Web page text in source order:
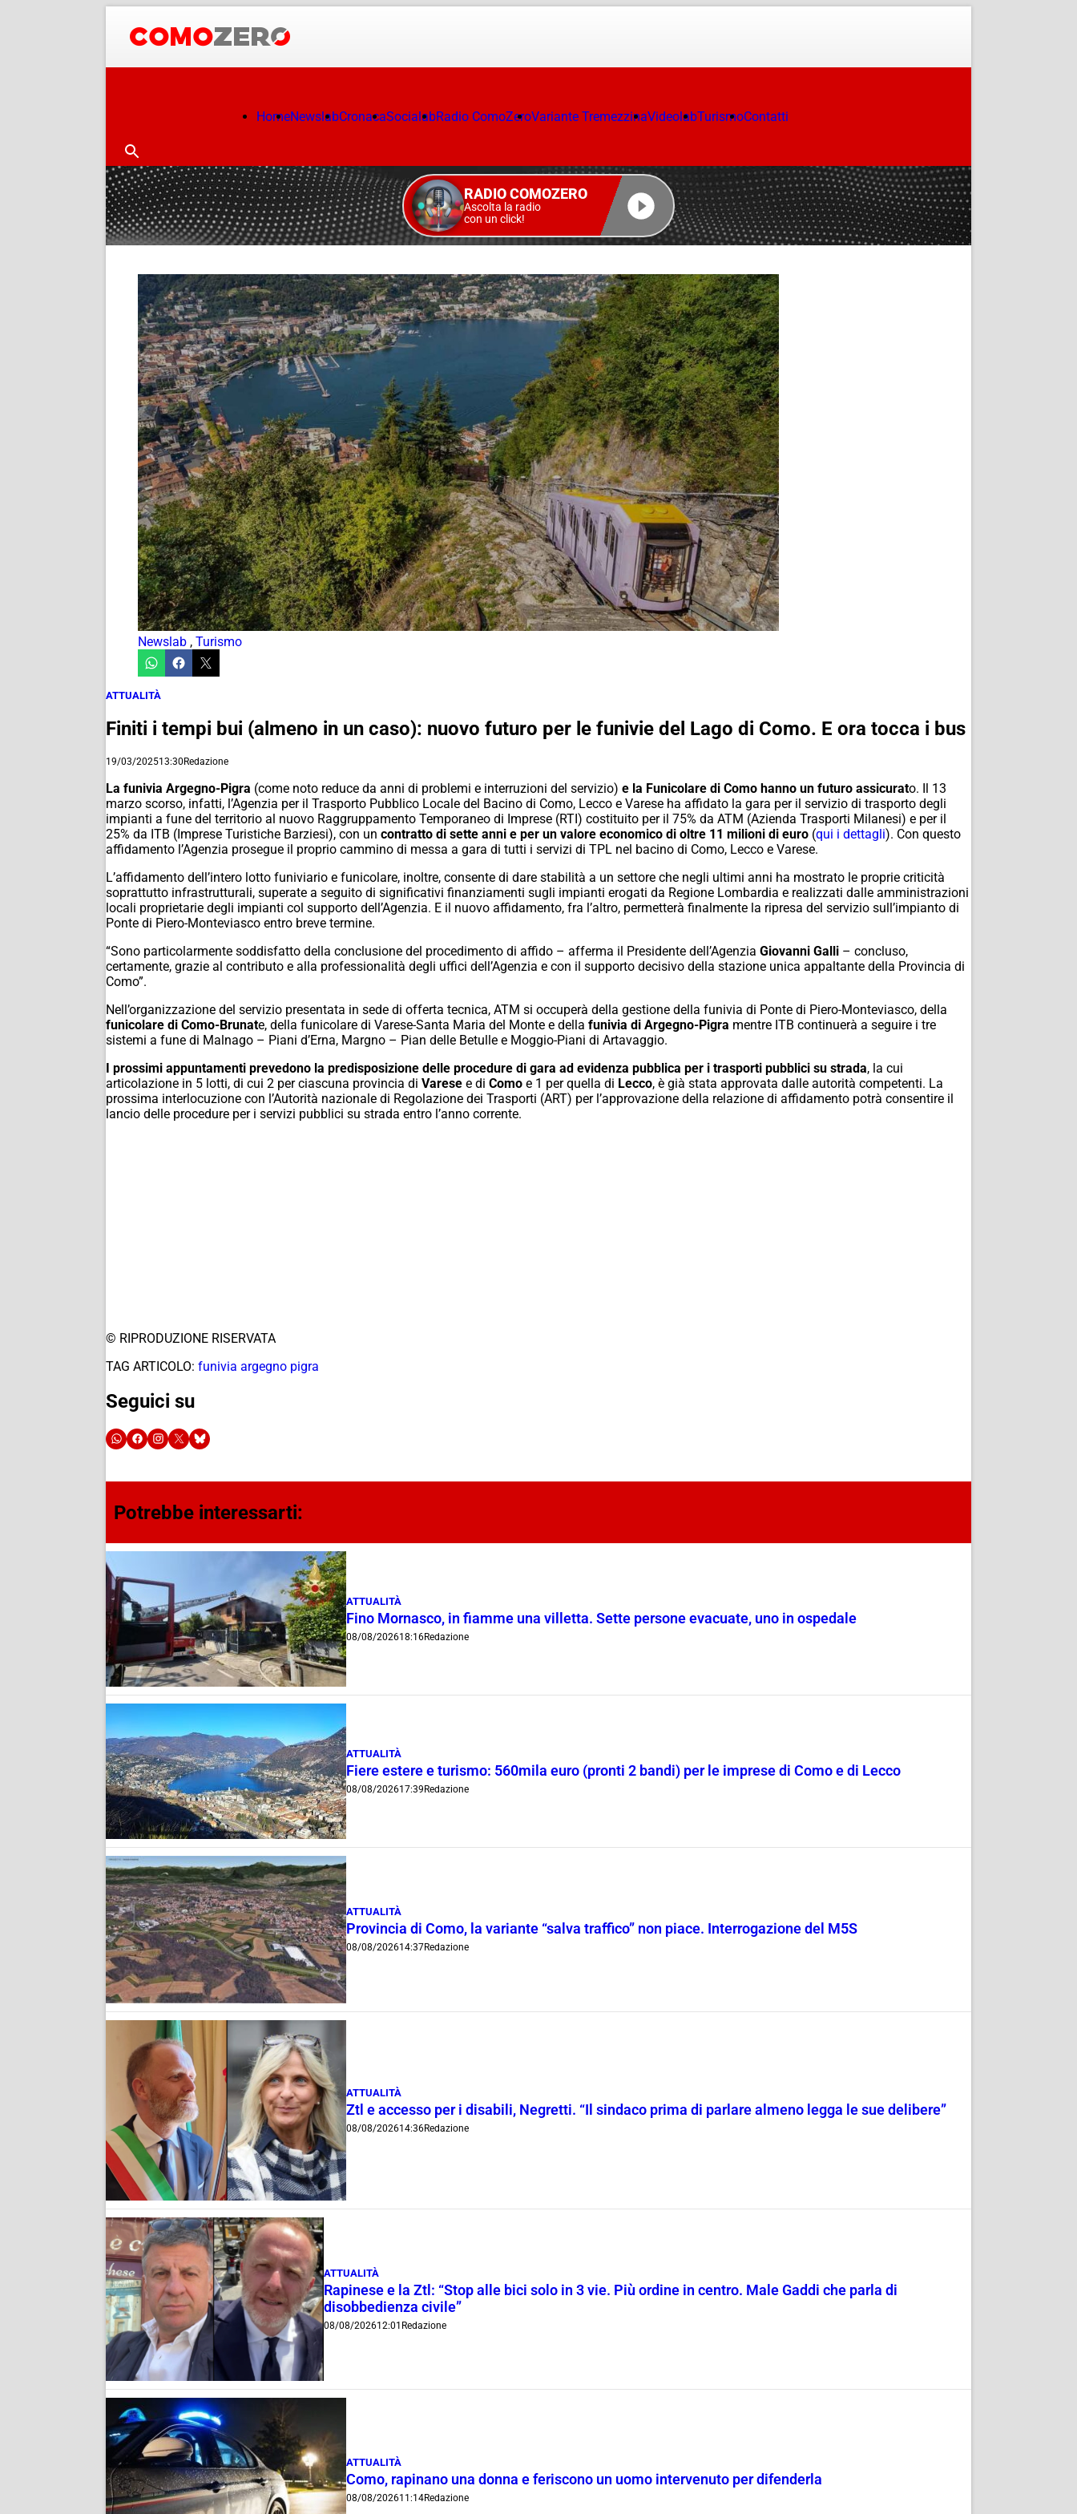
HomeNewslabCronacaSocialabRadio ComoZeroVariante TremezzinaVideolabTurismoContatti
RADIO COMOZERO
Ascolta la radio
con un click!
Newslab , Turismo
ATTUALITÀ
Finiti i tempi bui (almeno in un caso): nuovo futuro per le funivie del Lago di Como. E ora tocca i bus
19/03/202513:30Redazione
La funivia Argegno-Pigra (come noto reduce da anni di problemi e interruzioni del servizio) e la Funicolare di Como hanno un futuro assicurato. Il 13
marzo scorso, infatti, l’Agenzia per il Trasporto Pubblico Locale del Bacino di Como, Lecco e Varese ha affidato la gara per il servizio di trasporto degli
impianti a fune del territorio al nuovo Raggruppamento Temporaneo di Imprese (RTI) costituito per il 75% da ATM (Azienda Trasporti Milanesi) e per il
25% da ITB (Imprese Turistiche Barziesi), con un contratto di sette anni e per un valore economico di oltre 11 milioni di euro (qui i dettagli). Con questo
affidamento l’Agenzia prosegue il proprio cammino di messa a gara di tutti i servizi di TPL nel bacino di Como, Lecco e Varese.
L’affidamento dell’intero lotto funiviario e funicolare, inoltre, consente di dare stabilità a un settore che negli ultimi anni ha mostrato le proprie criticità
soprattutto infrastrutturali, superate a seguito di significativi finanziamenti sugli impianti erogati da Regione Lombardia e realizzati dalle amministrazioni
locali proprietarie degli impianti col supporto dell’Agenzia. E il nuovo affidamento, fra l’altro, permetterà finalmente la ripresa del servizio sull’impianto di
Ponte di Piero-Monteviasco entro breve termine.
“Sono particolarmente soddisfatto della conclusione del procedimento di affido – afferma il Presidente dell’Agenzia Giovanni Galli – concluso,
certamente, grazie al contributo e alla professionalità degli uffici dell’Agenzia e con il supporto decisivo della stazione unica appaltante della Provincia di
Como”.
Nell’organizzazione del servizio presentata in sede di offerta tecnica, ATM si occuperà della gestione della funivia di Ponte di Piero-Monteviasco, della
funicolare di Como-Brunate, della funicolare di Varese-Santa Maria del Monte e della funivia di Argegno-Pigra mentre ITB continuerà a seguire i tre
sistemi a fune di Malnago – Piani d’Erna, Margno – Pian delle Betulle e Moggio-Piani di Artavaggio.
I prossimi appuntamenti prevedono la predisposizione delle procedure di gara ad evidenza pubblica per i trasporti pubblici su strada, la cui
articolazione in 5 lotti, di cui 2 per ciascuna provincia di Varese e di Como e 1 per quella di Lecco, è già stata approvata dalle autorità competenti. La
prossima interlocuzione con l’Autorità nazionale di Regolazione dei Trasporti (ART) per l’approvazione della relazione di affidamento potrà consentire il
lancio delle procedure per i servizi pubblici su strada entro l’anno corrente.
© RIPRODUZIONE RISERVATA
TAG ARTICOLO: funivia argegno pigra
Seguici su
Potrebbe interessarti:
ATTUALITÀ
Fino Mornasco, in fiamme una villetta. Sette persone evacuate, uno in ospedale
08/08/202618:16Redazione
ATTUALITÀ
Fiere estere e turismo: 560mila euro (pronti 2 bandi) per le imprese di Como e di Lecco
08/08/202617:39 Redazione
ATTUALITÀ
Provincia di Como, la variante “salva traffico” non piace. Interrogazione del M5S
08/08/202614:37Redazione
ATTUALITÀ
Ztl e accesso per i disabili, Negretti. “Il sindaco prima di parlare almeno legga le sue delibere”
08/08/202614:36Redazione
ATTUALITÀ
Rapinese e la Ztl: “Stop alle bici solo in 3 vie. Più ordine in centro. Male Gaddi che parla di
disobbedienza civile”
08/08/202612:01 Redazione
ATTUALITÀ
Como, rapinano una donna e feriscono un uomo intervenuto per difenderla
08/08/202611:14Redazione